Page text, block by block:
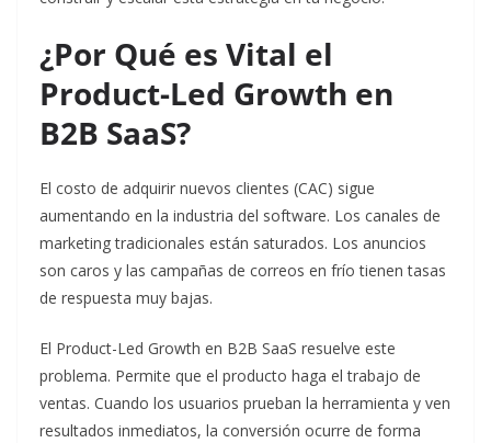
¿Por Qué es Vital el
Product-Led Growth en
B2B SaaS?
El costo de adquirir nuevos clientes (CAC) sigue
aumentando en la industria del software. Los canales de
marketing tradicionales están saturados. Los anuncios
son caros y las campañas de correos en frío tienen tasas
de respuesta muy bajas.
El Product-Led Growth en B2B SaaS resuelve este
problema. Permite que el producto haga el trabajo de
ventas. Cuando los usuarios prueban la herramienta y ven
resultados inmediatos, la conversión ocurre de forma